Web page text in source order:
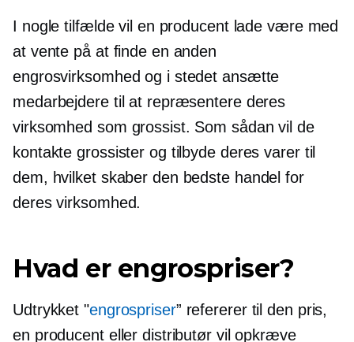
I nogle tilfælde vil en producent lade være med
at vente på at finde en anden
engrosvirksomhed og i stedet ansætte
medarbejdere til at repræsentere deres
virksomhed som grossist. Som sådan vil de
kontakte grossister og tilbyde deres varer til
dem, hvilket skaber den bedste handel for
deres virksomhed.
Hvad er engrospriser?
Udtrykket "engrospriser” refererer til den pris,
en producent eller distributør vil opkræve